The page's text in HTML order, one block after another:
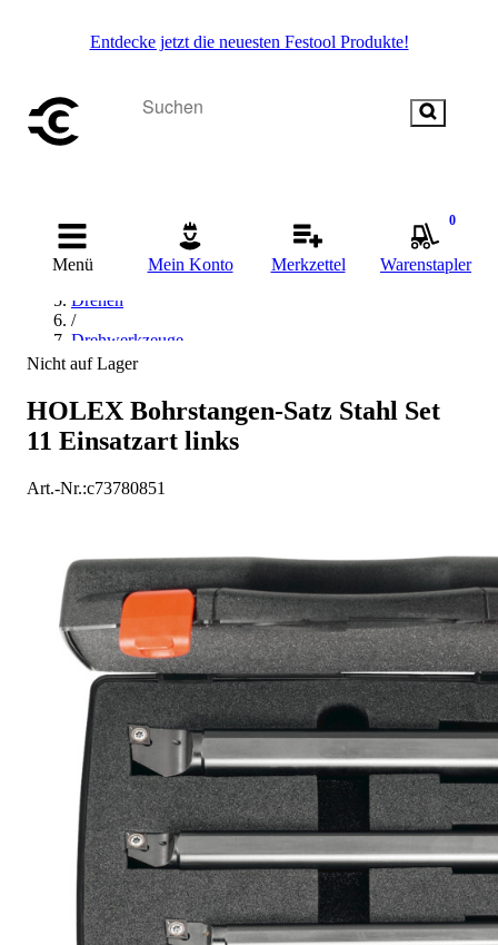
Entdecke jetzt die neuesten Festool Produkte!
Menü Mein Konto Merkzettel
0
Warenstapler
Startseite
/
Materialbearbeitung
Drehen
/
Drehwerkzeuge
/
/
HOLEX Bohrstangen
Nicht auf Lager
HOLEX Bohrstangen-Satz Stahl Set
11 Einsatzart links
Art.-Nr.:c73780851